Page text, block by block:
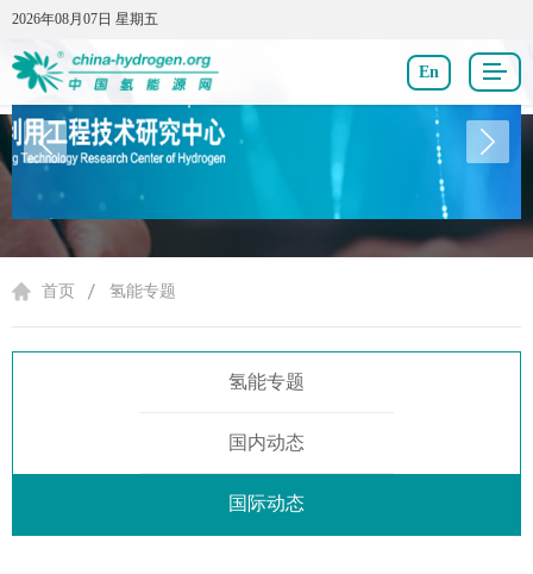
2026年08月07日 星期五
2026年08月07日 星期五
En
首页 氢能专题
氢能专题
国内动态
国际动态